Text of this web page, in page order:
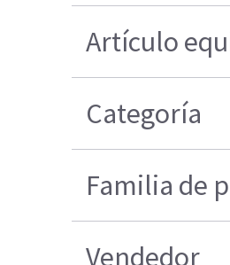
Artículo
Categoría
Familia de
Vendedor